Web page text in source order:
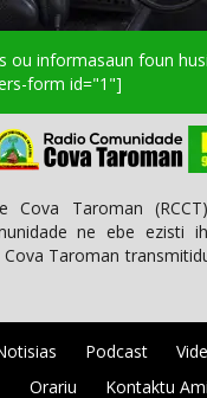
ou informasaun foun
form id="1"]
Cova Taroman
ne ebe ezisti
Cova Taroman
Podcast
Orariu
Kontaktu Ami